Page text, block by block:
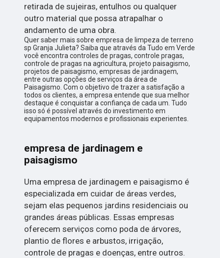
retirada de sujeiras, entulhos ou qualquer
outro material que possa atrapalhar o
andamento de uma obra.
Quer saber mais sobre empresa de limpeza de terreno
sp Granja Julieta? Saiba que através da Tudo em Verde
você encontra controles de pragas, controle pragas,
controle de pragas na agricultura, projeto paisagismo,
projetos de paisagismo, empresas de jardinagem,
entre outras opções de serviços da área de
Paisagismo. Com o objetivo de trazer a satisfação a
todos os clientes, a empresa entende que sua melhor
destaque é conquistar a confiança de cada um. Tudo
isso só é possível através do investimento em
equipamentos modernos e profissionais experientes.
empresa de jardinagem e
paisagismo
Uma empresa de jardinagem e paisagismo é
especializada em cuidar de áreas verdes,
sejam elas pequenos jardins residenciais ou
grandes áreas públicas. Essas empresas
oferecem serviços como poda de árvores,
plantio de flores e arbustos, irrigação,
controle de pragas e doenças, entre outros.